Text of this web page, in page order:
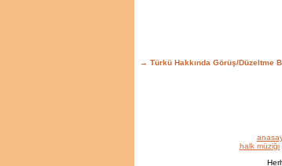
→ Türkü Hakkında Görüş/Düzeltme
halk müziği